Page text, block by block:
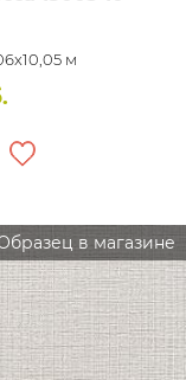
м
в магазине